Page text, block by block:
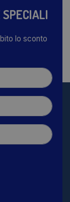
lo sconto